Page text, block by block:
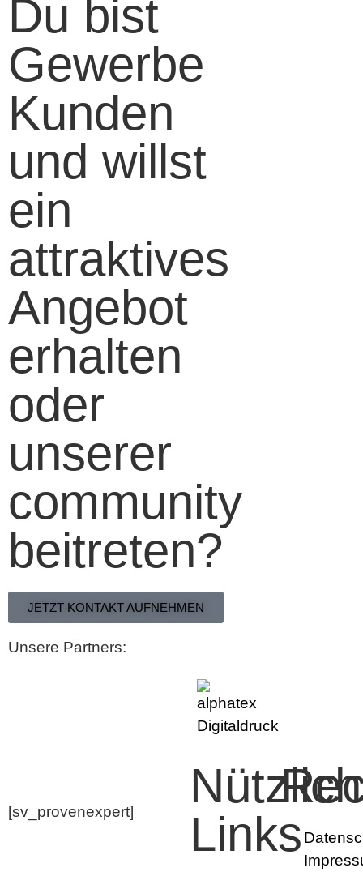
Du bist
Gewerbe
Kunden
und willst
ein
attraktives
Angebot
erhalten
oder
unserer
community
beitreten?
JETZT KONTAKT AUFNEHMEN
Unsere Partners:
[sv_provenexpert]
Links